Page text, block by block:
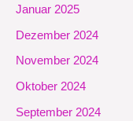
Januar 2025
Dezember 2024
November 2024
Oktober 2024
September 2024